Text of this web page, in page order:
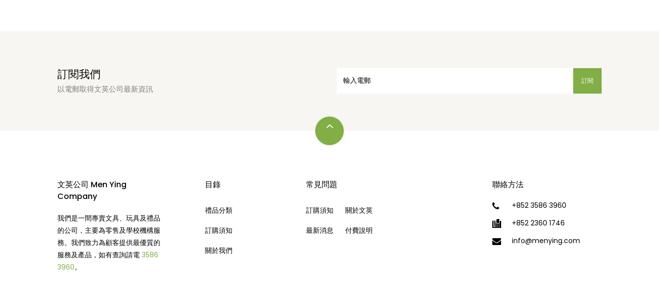
訂閱我們
以電郵取得文英公司最新資訊
文英公司 Men Ying
Company
我們是一間專賣文具、玩具及禮品
的公司，主要為零售及學校機構服
務。我們致力為顧客提供最優質的
服務及產品，如有查詢請電 3586
3960。
目錄
禮品分類
訂購須知
關於我們
常見問題
訂購須知
最新消息
關於文英
付費說明
聯絡方法
+852 3586 3960
+852 2360 1746
info@menying.com